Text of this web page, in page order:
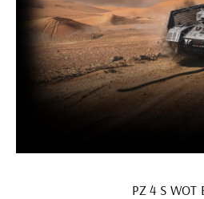
PZ 4 S WOT